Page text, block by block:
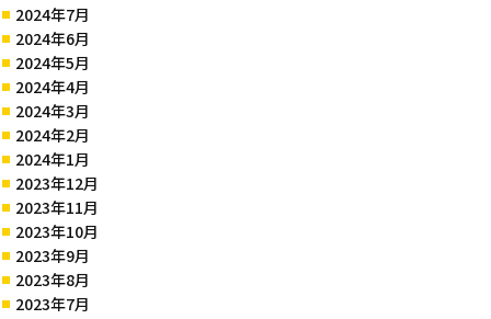
2024年7月
2024年6月
2024年5月
2024年4月
2024年3月
2024年2月
2024年1月
2023年12月
2023年11月
2023年10月
2023年9月
2023年8月
2023年7月